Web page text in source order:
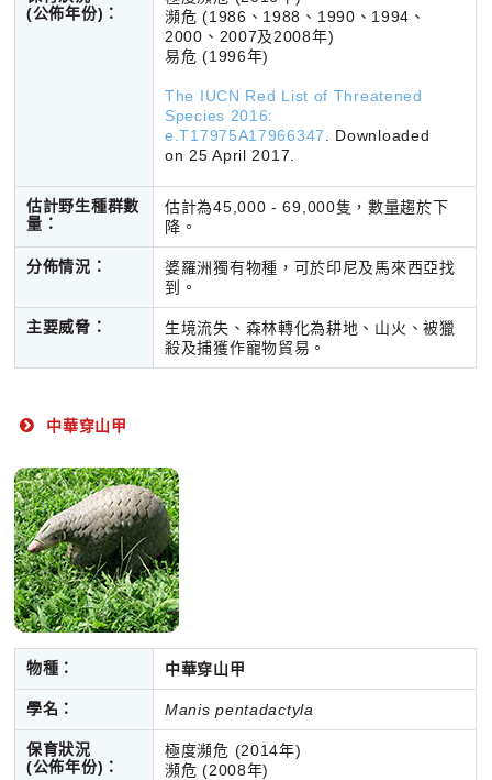
(公佈年份) ：
瀕危 (1986、1988、1990、1994、
2000、2007及2008年)
易危 (1996年)
The IUCN Red List of Threatened
Species 2016:
e.T17975A17966347
. Downloaded
on 25 April 2017.
估計野生種群數
量：
估計為45,000 - 69,000隻，數量趨於下
降。
分佈情況：
婆羅洲獨有物種，可於印尼及馬來西亞找
到。
主要威脅：
生境流失、森林轉化為耕地、山火、被獵
殺及捕獲作寵物貿易。
中華穿山甲
物種： 中華穿山甲
學名： Manis pentadactyla
保育狀況
(公佈年份) ：
極度瀕危 (2014年)
瀕危 (2008年)